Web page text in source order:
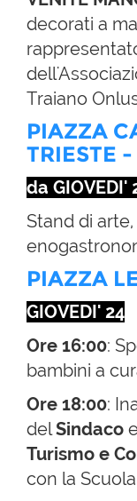
decorati a
Traiano
PIAZZA
TRIESTE
da GIOVEDI'
Stand di
PIAZZA
GIOVEDI' 24
Ore 16:00:
bambini a
Ore 18:00:
delSindaco
Turismo e
con la